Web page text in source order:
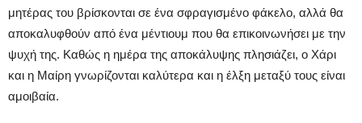
μητέρας του βρίσκονται σε ένα σφραγισμένο φάκελο, αλλά θα
αποκαλυφθούν από ένα μέντιουμ που θα επικοινωνήσει με την
ψυχή της. Καθώς η ημέρα της αποκάλυψης πλησιάζει, ο Χάρι
και η Μαίρη γνωρίζονται καλύτερα και η έλξη μεταξύ τους είναι
αμοιβαία.